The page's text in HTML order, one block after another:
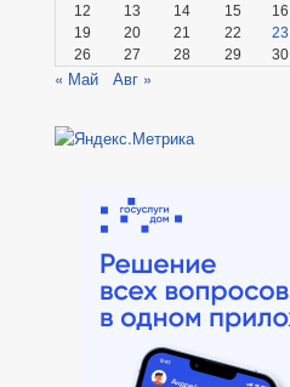
12
13 14 15 16
19
20 21 22 23
26
27 28 29 30
« Май Авг »